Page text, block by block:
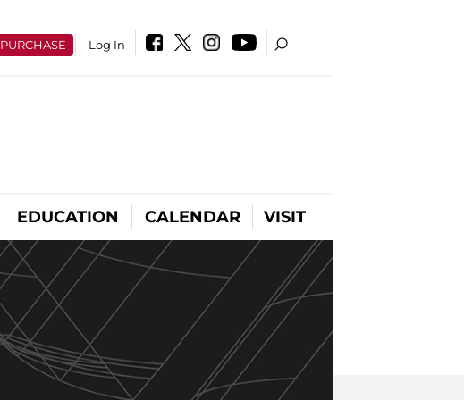
PURCHASE Log In
EDUCATION CALENDAR VISIT